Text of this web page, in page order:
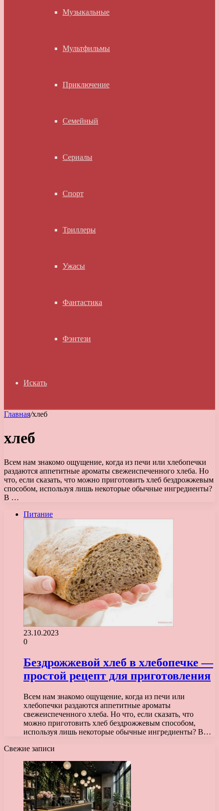
Музыкальные
Мультфильмы
Приключение
Семейный
Сериалы
Спорт
Триллеры
Ужасы
Фантастика
Фэнтези
Искать
Главная/хлеб
хлеб
Всем нам знакомо ощущение, когда из печи или хлебопечки
раздаются аппетитные ароматы свежеиспеченного хлеба. Но
что, если сказать, что можно приготовить хлеб бездрожжевым
способом, используя лишь некоторые обычные ингредиенты?
В …
Питание
23.10.2023
0
Бездрожжевой хлеб в хлебопечке —
простой рецепт для приготовления
Всем нам знакомо ощущение, когда из печи или
хлебопечки раздаются аппетитные ароматы
свежеиспеченного хлеба. Но что, если сказать, что
можно приготовить хлеб бездрожжевым способом,
используя лишь некоторые обычные ингредиенты? В…
Свежие записи